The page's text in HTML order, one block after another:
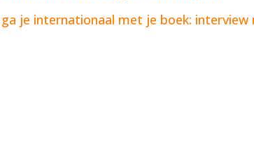
je internationaal met je boek: